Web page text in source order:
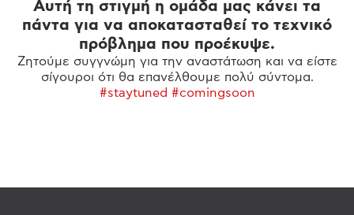
Αυτή τη στιγμή η ομάδα μας κάνει τα
πάντα για να αποκατασταθεί το τεχνικό
πρόβλημα που προέκυψε.
Ζητούμε συγγνώμη για την αναστάτωση και να είστε
σίγουροι ότι θα επανέλθουμε πολύ σύντομα.
#staytuned #comingsoon